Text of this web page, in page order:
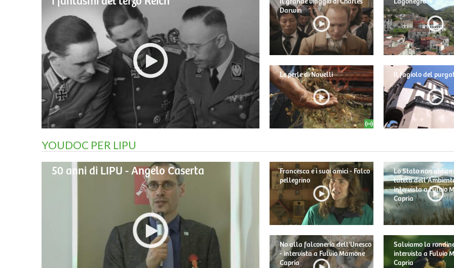
Il grande viaggio di Charles
Darwin
Le perle di Navelli
Lagonegro
Il fagiolo del
YOUDOC PER LIPU
50 anni di LIPU - Angelo Caserta
Francesca e i suoi amici - Falco
pellegrino
No alla falconeria dell'Unesco
- intervista a Fulvio Mamone
Capria
Lo Stato non
tutela
intervista a Fulvio
Capria
Salviamo la
intervista a Fulvio
Capria